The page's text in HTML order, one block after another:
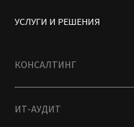
УСЛУГИ И РЕШЕНИЯ
КОНСАЛТИНГ
ИТ-АУДИТ